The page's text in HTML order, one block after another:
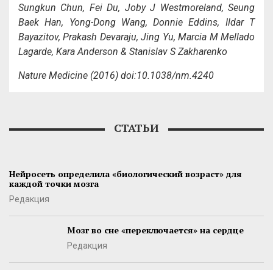
Sungkun Chun, Fei Du, Joby J Westmoreland, Seung
Baek Han, Yong-Dong Wang, Donnie Eddins, Ildar T
Bayazitov, Prakash Devaraju, Jing Yu, Marcia M Mellado
Lagarde, Kara Anderson & Stanislav S Zakharenko
Nature Medicine (2016) doi:10.1038/nm.4240
СТАТЬИ
Нейросеть определила «биологический возраст» для
каждой точки мозга
Редакция
Мозг во сне «переключается» на сердце
Редакция